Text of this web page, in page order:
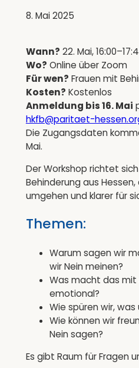
8. Mai 2025
Wann? 22. Mai,
Wo? Online über Zoom
Für wen? Frauen mit
Kosten? Kostenlos
Anmeldung bis 16. Mai
hkfb@paritaet-
Die Zugangsdaten
Mai.
Der Workshop richtet
Behinderung aus
umgehen und klarer für
Themen:
Warum sagen wir
wir Nein meinen?
Was macht das mit
emotional?
Wie spüren wir,
Wie können wir
Nein sagen?
Es gibt Raum für Fragen